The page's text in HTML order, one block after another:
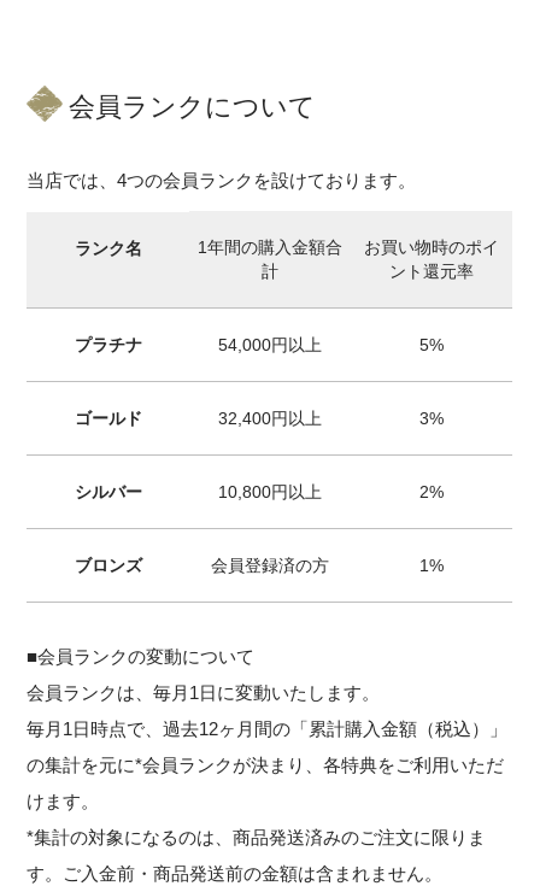
会員ランクについて
当店では、4つの会員ランクを設けております。
ランク名
1年間の購入金額合
計
お買い物時のポイ
ント還元率
プラチナ 54,000円以上 5%
ゴールド 32,400円以上 3%
シルバー 10,800円以上 2%
ブロンズ 会員登録済の方 1%
■会員ランクの変動について
会員ランクは、毎月1日に変動いたします。
毎月1日時点で、過去12ヶ月間の「累計購入金額（税込）」
の集計を元に*会員ランクが決まり、各特典をご利用いただ
けます。
*集計の対象になるのは、商品発送済みのご注文に限りま
す。ご入金前・商品発送前の金額は含まれません。